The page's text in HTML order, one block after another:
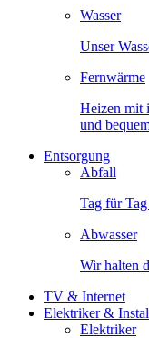
Wasser
Unser
Fernwärme
Heizen mit
und
Entsorgung
Abfall
Tag für
Abwasser
Wir halten
TV & Internet
Elektriker &
Elektriker